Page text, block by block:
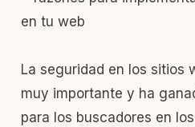
La seguridad en los sitios
muy importante y ha
para los buscadores en